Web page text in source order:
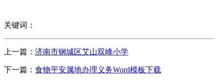
关键词：
上一篇： 济南市钢城区艾山双峰小学
下一篇： 食物平安属地办理义务Word模板下载